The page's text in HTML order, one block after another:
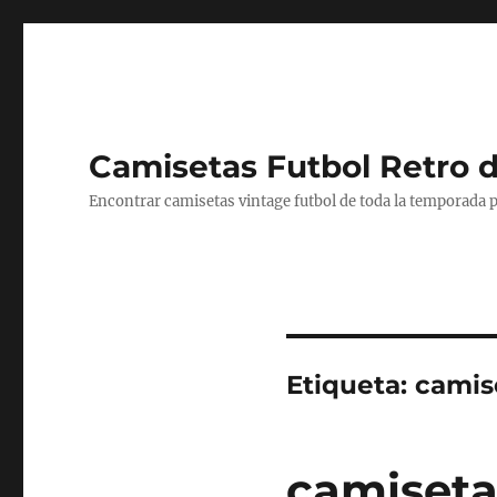
Camisetas Futbol Retro
Encontrar camisetas vintage futbol de toda la temporada
Etiqueta: